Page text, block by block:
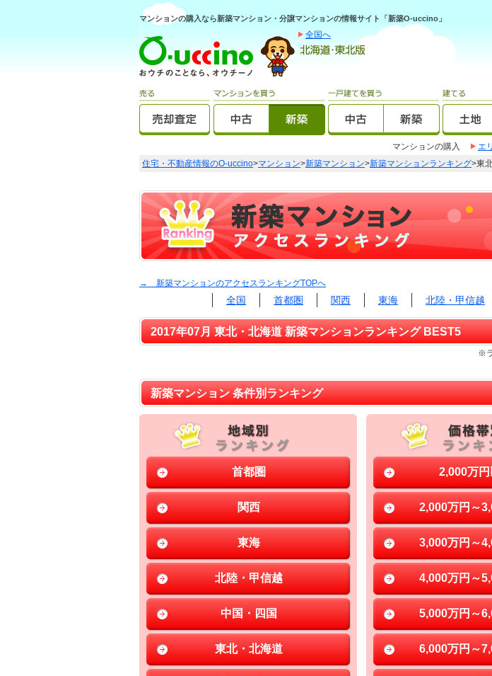
マンションの購入なら新築マンション・分譲マンションの情報サイト「新築O-uccino」
全国へ
マンションの購入 エ
住宅・不動産情報のO-uccino>マンション>新築マンション>新築マンションランキング>東
→ 新築マンションのアクセスランキングTOPへ
全国 首都圏 関西 東海 北陸・甲信越
2017年07月 東北・北海道 新築マンションランキング BEST5
※
新築マンション 条件別ランキング
首都圏
関西
東海
北陸・甲信越
中国・四国
東北・北海道
2,000万
2,000万円～
3,000万円～
4,000万円～
5,000万円～
6,000万円～